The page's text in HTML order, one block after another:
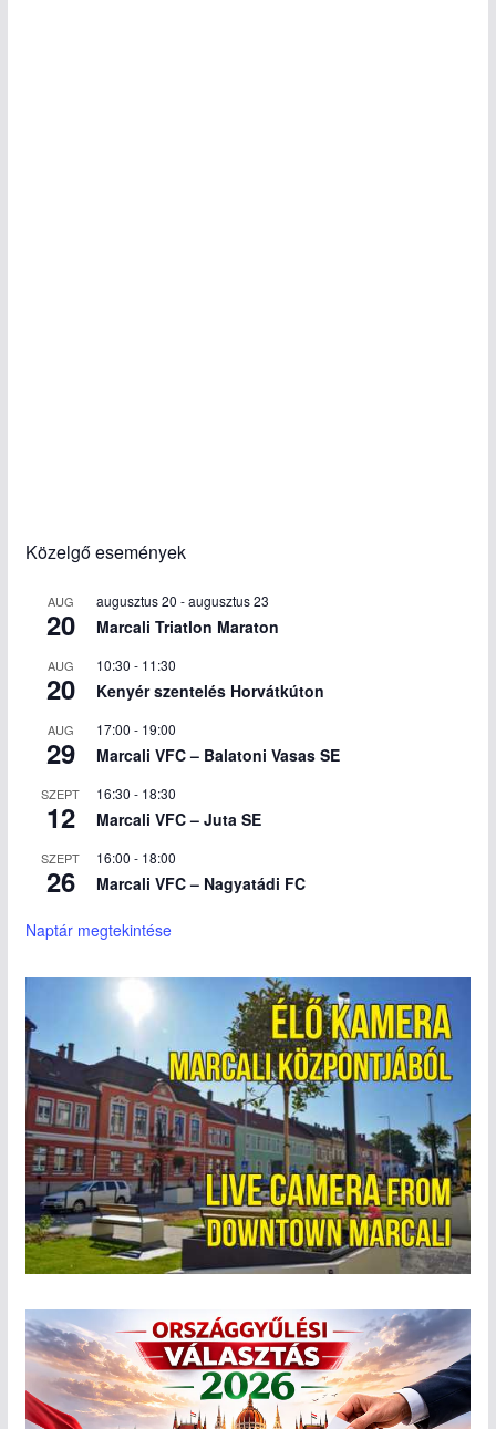
Közelgő események
AUG
20
augusztus 20 -augusztus 23
Marcali Triatlon Maraton
AUG
20
10:30 - 11:30
Kenyér szentelés Horvátkúton
AUG
29
17:00 - 19:00
Marcali VFC – Balatoni Vasas SE
SZEPT
12
16:30 - 18:30
Marcali VFC – Juta SE
SZEPT
26
16:00 - 18:00
Marcali VFC – Nagyatádi FC
Naptár megtekintése